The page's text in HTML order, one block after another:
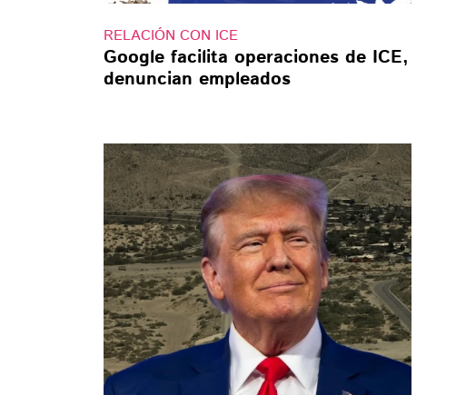
RELACIÓN CON ICE
Google facilita operaciones de ICE,
denuncian empleados